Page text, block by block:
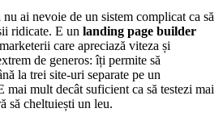
ai nevoie de un sistem complicat ca să
ridicate. E un landing page builder
care apreciază viteza și
de generos: îți permite să
la trei site-uri separate pe un
mai mult decât suficient ca să testezi mai
să cheltuiești un leu.